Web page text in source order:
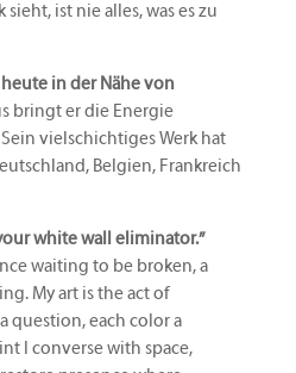
ist nie alles, was es zu
in der Nähe von
bringt er die Energie
vielschichtiges Werk hat
Belgien, Frankreich
white wall eliminator.”
waiting to be broken, a
My art is the act of
question, each color a
I converse with space,